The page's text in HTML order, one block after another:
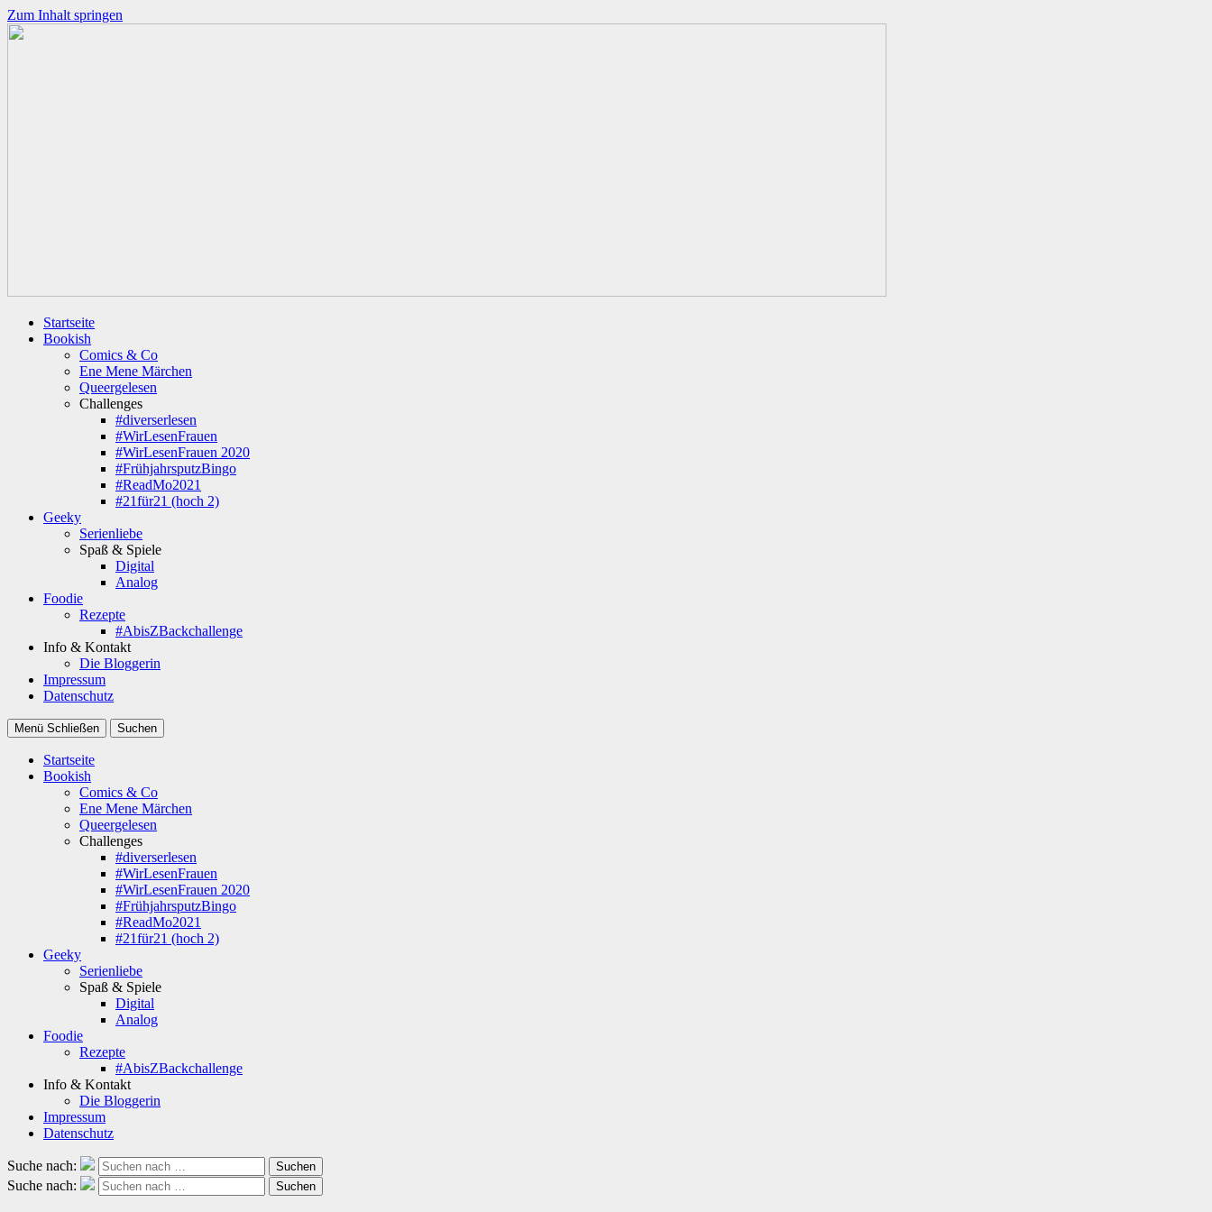
Zum Inhalt springen
Startseite
Bookish
Comics & Co
Ene Mene Märchen
Queergelesen
Challenges
#diverserlesen
#WirLesenFrauen
#WirLesenFrauen 2020
#FrühjahrsputzBingo
#ReadMo2021
#21für21 (hoch 2)
Geeky
Serienliebe
Spaß & Spiele
Digital
Analog
Foodie
Rezepte
#AbisZBackchallenge
Info & Kontakt
Die Bloggerin
Impressum
Datenschutz
Menü Schließen Suchen
Startseite
Bookish
Comics & Co
Ene Mene Märchen
Queergelesen
Challenges
#diverserlesen
#WirLesenFrauen
#WirLesenFrauen 2020
#FrühjahrsputzBingo
#ReadMo2021
#21für21 (hoch 2)
Geeky
Serienliebe
Spaß & Spiele
Digital
Analog
Foodie
Rezepte
#AbisZBackchallenge
Info & Kontakt
Die Bloggerin
Impressum
Datenschutz
Suche nach: Suchen
Suche nach: Suchen